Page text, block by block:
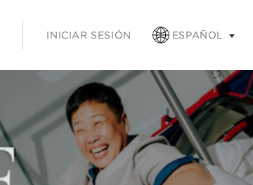
INICIAR SESIÓN ESPAÑOL